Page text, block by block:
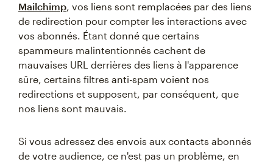
Mailchimp, vos liens sont remplacées par des liens
de redirection pour compter les interactions avec
vos abonnés. Étant donné que certains
spammeurs malintentionnés cachent de
mauvaises URL derrières des liens à l'apparence
sûre, certains filtres anti-spam voient nos
redirections et supposent, par conséquent, que
nos liens sont mauvais.
Si vous adressez des envois aux contacts abonnés
de votre audience, ce n'est pas un problème, en